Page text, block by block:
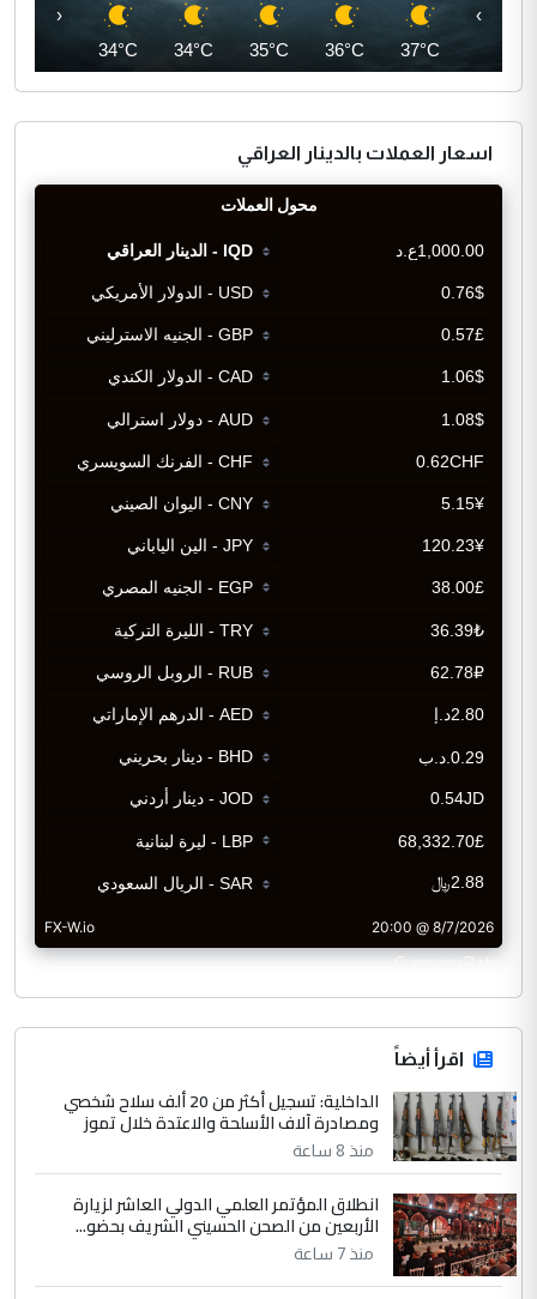
37°C
36°C
35°C
34°C
34°C
‹ ›
اسعار العملات بالدينار العراقي
CurrencyRate
اقرأ أيضاً
الداخلية: تسجيل أكثر من 20 ألف سلاح شخصي
ومصادرة آلاف الأسلحة والاعتدة خلال تموز
منذ 8 ساعة
انطلاق المؤتمر العلمي الدولي العاشر لزيارة
الأربعين من الصحن الحسيني الشريف بحضو...
منذ 7 ساعة